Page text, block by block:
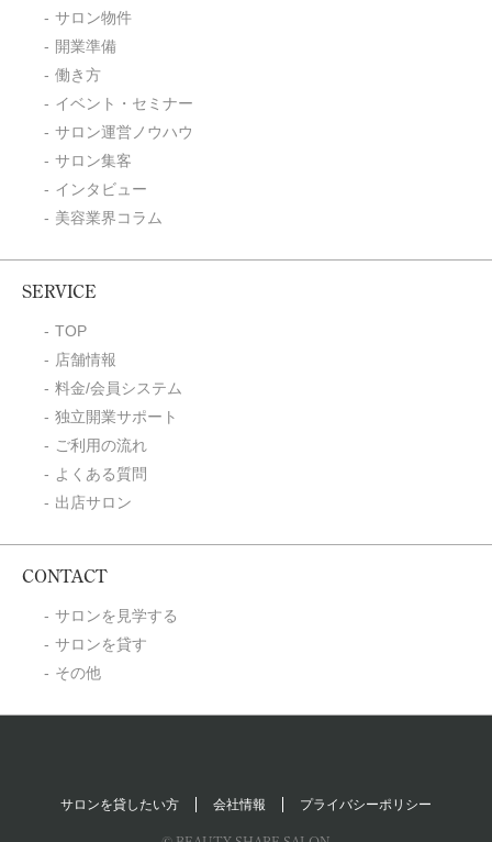
サロン物件
開業準備
働き方
イベント・セミナー
サロン運営ノウハウ
サロン集客
インタビュー
美容業界コラム
SERVICE
TOP
店舗情報
料金/会員システム
独立開業サポート
ご利用の流れ
よくある質問
出店サロン
CONTACT
サロンを見学する
サロンを貸す
その他
サロンを貸したい方 会社情報 プライバシーポリシー